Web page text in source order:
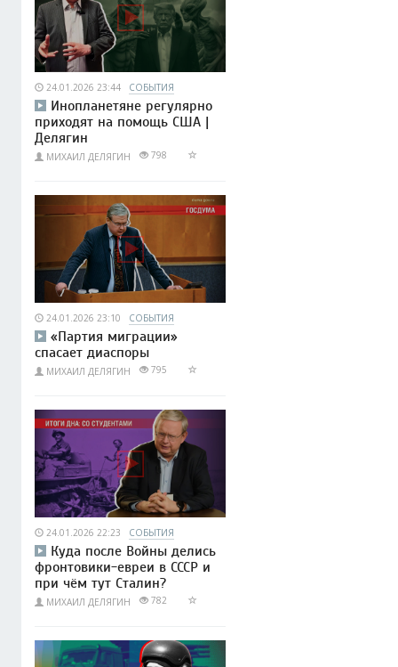
24.01.2026 23:44 СОБЫТИЯ
Инопланетяне регулярно
приходят на помощь США |
Делягин
МИХАИЛ ДЕЛЯГИН 798
24.01.2026 23:10 СОБЫТИЯ
«Партия миграции»
спасает диаспоры
МИХАИЛ ДЕЛЯГИН 795
24.01.2026 22:23 СОБЫТИЯ
Куда после Войны делись
фронтовики-евреи в СССР и
при чём тут Сталин?
МИХАИЛ ДЕЛЯГИН 782